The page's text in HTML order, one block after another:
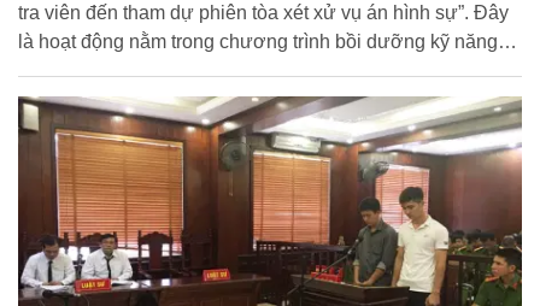
tra viên đến tham dự phiên tòa xét xử vụ án hình sự”. Đây
là hoạt động nằm trong chương trình bồi dưỡng kỹ năng
đạo Bộ Công an chỉ đạo Học viện CSND thực hiện.